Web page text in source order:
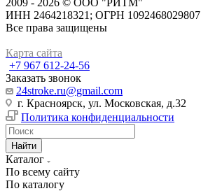
ИНН 2464218321; ОГРН 1092468029807
Все права защищены
Карта сайта
+7 967 612-24-56
Заказать звонок
24stroke.ru@gmail.com
г. Красноярск, ул. Московская, д.32
Политика конфиденциальности
Найти
Каталог
По всему сайту
По каталогу